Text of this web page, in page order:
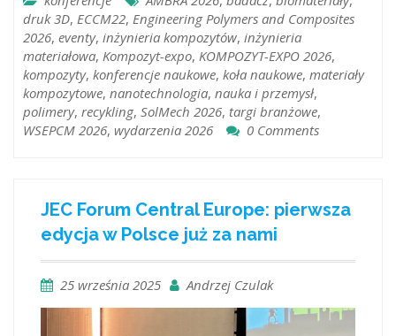
druk 3D, ECCM22, Engineering Polymers and Composites
2026, eventy, inżynieria kompozytów, inżynieria
materiałowa, Kompozyt-expo, KOMPOZYT-EXPO 2026,
kompozyty, konferencje naukowe, koła naukowe, materiały
kompozytowe, nanotechnologia, nauka i przemysł,
polimery, recykling, SolMech 2026, targi branżowe,
WSEPCM 2026, wydarzenia 2026 0 Comments
JEC Forum Central Europe: pierwsza
edycja w Polsce już za nami
25 września 2025 Andrzej Czulak